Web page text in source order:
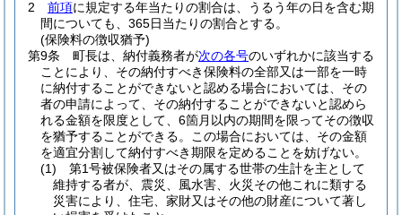
2
前項に規定する年当たりの割合は、うるう年の日を含む期
間についても、365日当たりの割合とする。
(保険料の徴収猶予)
第9条
町長は、納付義務者が次の各号のいずれかに該当する
ことにより、その納付すべき保険料の全部又は一部を一時
に納付することができないと認める場合においては、その
者の申請によって、その納付することができないと認めら
れる金額を限度として、6箇月以内の期間を限ってその徴収
を猶予することができる。
この場合においては、その金額
を適宜分割して納付すべき期限を定めることを妨げない。
(1)
第1号被保険者又はその属する世帯の生計を主として
維持する者が、震災、風水害、火災その他これに類する
災害により、住宅、家財又はその他の財産について著し